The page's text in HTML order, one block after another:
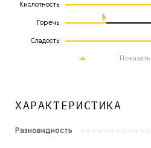
ХАРАКТЕРИСТИКА
Разновидность
Кислотность
Горечь
Сладость
Показать